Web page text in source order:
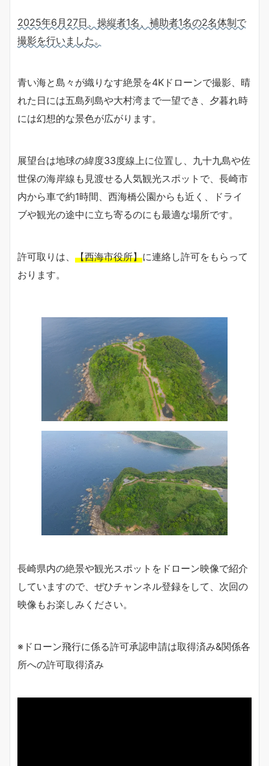
2025年6月27日、操縦者1名、補助者1名の2名体制で
撮影を行いました。
青い海と島々が織りなす絶景を4Kドローンで撮影、晴
れた日には五島列島や大村湾まで一望でき、夕暮れ時
には幻想的な景色が広がります。
展望台は地球の緯度33度線上に位置し、九十九島や佐
世保の海岸線も見渡せる人気観光スポットで、長崎市
内から車で約1時間、西海橋公園からも近く、ドライ
ブや観光の途中に立ち寄るのにも最適な場所です。
許可取りは、 【西海市役所】に連絡し許可をもらって
おります。
長崎県内の絶景や観光スポットをドローン映像で紹介
していますので、ぜひチャンネル登録をして、次回の
映像もお楽しみください。
※ドローン飛行に係る許可承認申請は取得済み&関係各
所への許可取得済み